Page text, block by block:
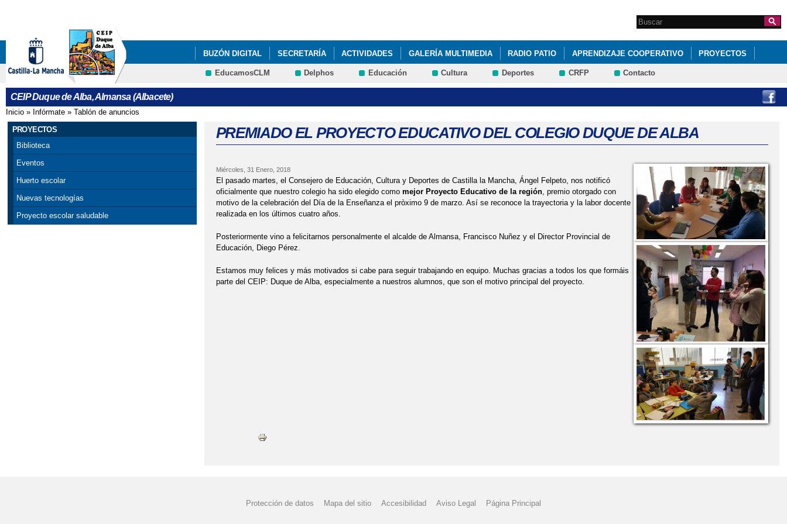
Formulario de
búsqueda
Search this site
BUZÓN DIGITAL SECRETARÍA ACTIVIDADES GALERÍA MULTIMEDIA RADIO PATIO APRENDIZAJE COOPERATIVO PROYECTOS
PROYECTO DE DIRECCIÓN 2026/2030 Mª DOLORES CAÑETE TOMÁS
EducamosCLM Delphos Educación Cultura Deportes CRFP Contacto
CEIP Duque de Alba, Almansa (Albacete)
Se encuentra usted aquí
Inicio » Infórmate » Tablón de anuncios
PROYECTOS
Biblioteca
Eventos
Huerto escolar
Nuevas tecnologías
Proyecto escolar saludable
PREMIADO EL PROYECTO EDUCATIVO DEL COLEGIO DUQUE DE ALBA
Miércoles, 31 Enero, 2018
El pasado martes, el Consejero de Educación, Cultura y Deportes de Castilla la Mancha, Ángel Felpeto, nos notificó
oficialmente que nuestro colegio ha sido elegido como mejor Proyecto Educativo de la región, premio otorgado con
motivo de la celebración del Día de la Enseñanza el pròximo 9 de marzo. Así se reconoce la trayectoria y la labor docente
realizada en los últimos cuatro años.
Posteriormente vino a felicitarnos personalmente el alcalde de Almansa, Francisco Nuñez y el Director Provincial de
Educación, Diego Pérez.
Estamos muy felices y más motivados si cabe para seguir trabajando en equipo. Muchas gracias a todos los que formáis
parte del CEIP: Duque de Alba, especialmente a nuestros alumnos, que son el motivo principal del proyecto.
Protección de datos Mapa del sitio Accesibilidad Aviso Legal Página Principal